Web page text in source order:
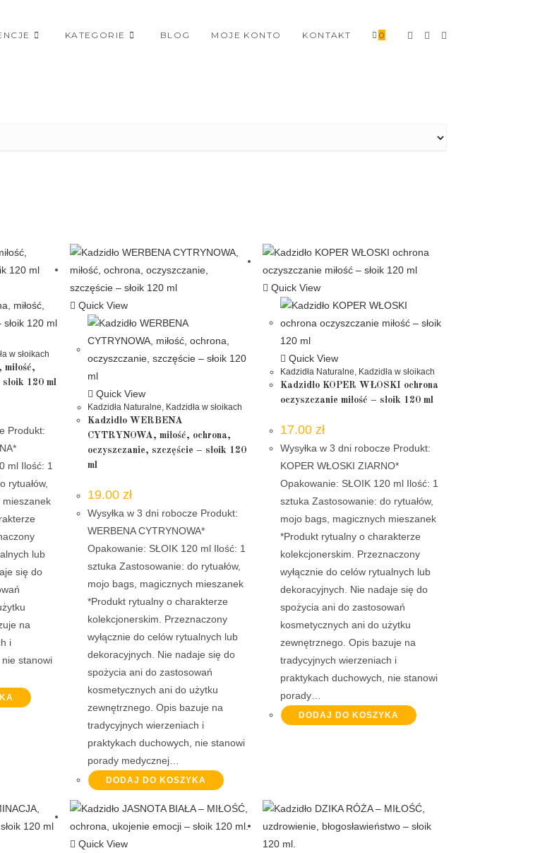
KATEGORIE BLOG MOJE KONTO KONTAKT 0
w słoikach
120 ml
Produkt:
ml Ilość: 1
rytuałów,
mieszanek
lub
się do
na
i
stanowi
Quick View
Quick View
Kadzidła Naturalne, Kadzidła w słoikach
Kadzidło WERBENA
CYTRYNOWA, miłość, ochrona,
oczyszczanie, szczęście – słoik 120
ml
19.00zł
Wysyłka w 3 dni robocze Produkt:
WERBENA CYTRYNOWA*
Opakowanie: SŁOIK 120 ml Ilość: 1
sztuka Zastosowanie: do rytuałów,
mojo bags, magicznych mieszanek
*Produkt rytualny o charakterze
kolekcjonerskim. Przeznaczony
wyłącznie do celów rytualnych lub
dekoracyjnych. Nie nadaje się do
spożycia ani do zastosowań
kosmetycznych ani do użytku
zewnętrznego. Opis bazuje na
tradycyjnych wierzeniach i
praktykach duchowych, nie stanowi
porady medycznej…
DODAJ DO KOSZYKA
Quick View
Quick View
Kadzidła Naturalne, Kadzidła w słoikach
Kadzidło KOPER WŁOSKI ochrona
oczyszczanie miłość – słoik 120 ml
17.00zł
Wysyłka w 3 dni robocze Produkt:
KOPER WŁOSKI ZIARNO*
Opakowanie: SŁOIK 120 ml Ilość: 1
sztuka Zastosowanie: do rytuałów,
mojo bags, magicznych mieszanek
*Produkt rytualny o charakterze
kolekcjonerskim. Przeznaczony
wyłącznie do celów rytualnych lub
dekoracyjnych. Nie nadaje się do
spożycia ani do zastosowań
kosmetycznych ani do użytku
zewnętrznego. Opis bazuje na
tradycyjnych wierzeniach i
praktykach duchowych, nie stanowi
porady…
DODAJ DO KOSZYKA
Quick View